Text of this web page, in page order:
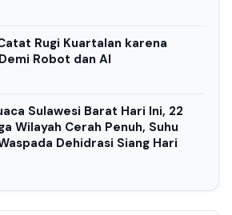
Rugi Kuartalan karena
Robot dan AI
Sulawesi Barat Hari Ini, 22
Wilayah Cerah Penuh, Suhu
Dehidrasi Siang Hari